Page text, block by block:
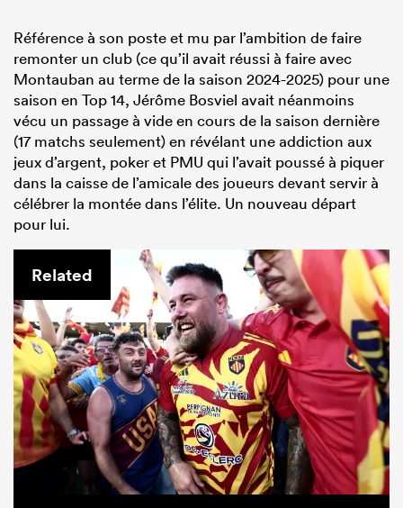
Référence à son poste et mu par l’ambition de faire
remonter un club (ce qu’il avait réussi à faire avec
Montauban au terme de la saison 2024-2025) pour une
saison en Top 14, Jérôme Bosviel avait néanmoins
vécu un passage à vide en cours de la saison dernière
(17 matchs seulement) en révélant une addiction aux
jeux d’argent, poker et PMU qui l’avait poussé à piquer
dans la caisse de l’amicale des joueurs devant servir à
célébrer la montée dans l’élite. Un nouveau départ
pour lui.
Related